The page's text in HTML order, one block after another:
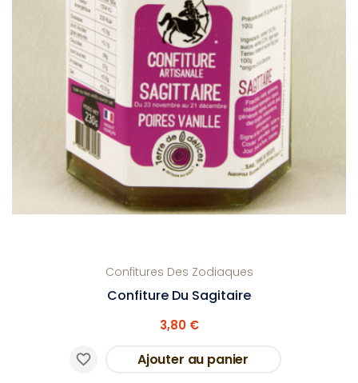
Confitures Des Zodiaques
Confiture Du Sagitaire
3,80 €
Ajouter au panier